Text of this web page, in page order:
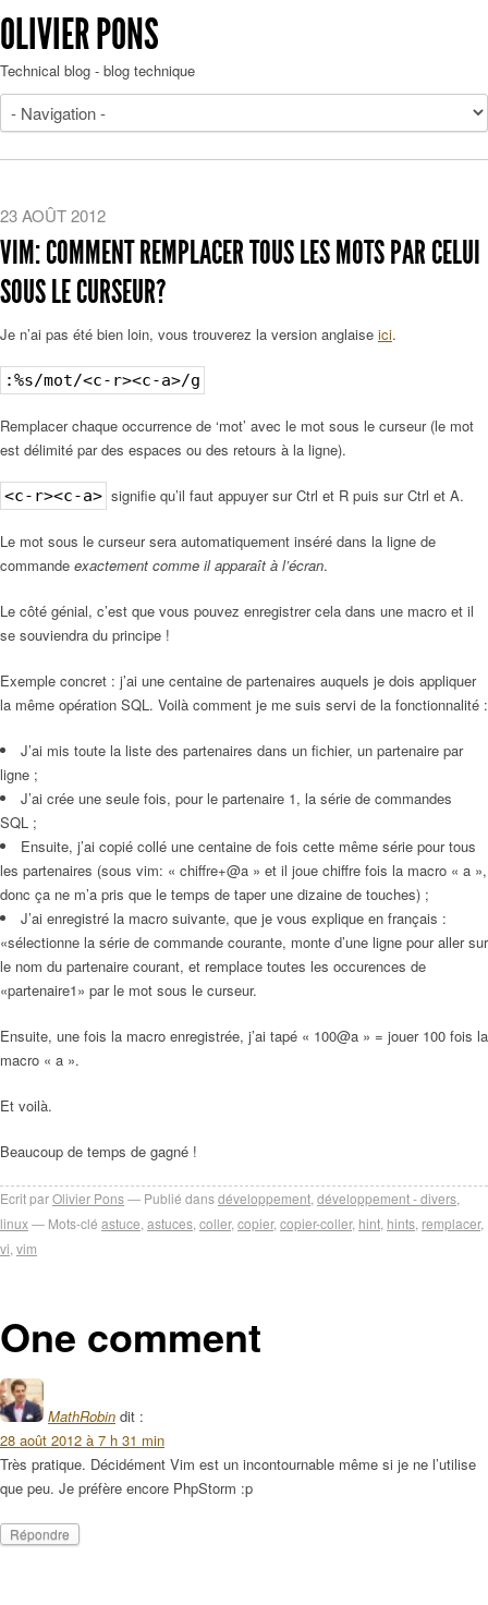
OLIVIER PONS
Technical blog - blog technique
23 AOÛT 2012
VIM: COMMENT REMPLACER TOUS LES MOTS PAR CELUI
SOUS LE CURSEUR?
Je n’ai pas été bien loin, vous trouverez la version anglaise ici.
:%s/mot/<c-r><c-a>/g
Remplacer chaque occurrence de ‘mot’ avec le mot sous le curseur (le mot
est délimité par des espaces ou des retours à la ligne).
<c-r><c-a> signifie qu’il faut appuyer sur Ctrl et R puis sur Ctrl et A.
Le mot sous le curseur sera automatiquement inséré dans la ligne de
commande exactement comme il apparaît à l’écran.
Le côté génial, c’est que vous pouvez enregistrer cela dans une macro et il
se souviendra du principe !
Exemple concret : j’ai une centaine de partenaires auquels je dois appliquer
la même opération SQL. Voilà comment je me suis servi de la fonctionnalité :
J’ai mis toute la liste des partenaires dans un fichier, un partenaire par
ligne ;
J’ai crée une seule fois, pour le partenaire 1, la série de commandes
SQL ;
Ensuite, j’ai copié collé une centaine de fois cette même série pour tous
les partenaires (sous vim: « chiffre+@a » et il joue chiffre fois la macro « a »,
donc ça ne m’a pris que le temps de taper une dizaine de touches) ;
J’ai enregistré la macro suivante, que je vous explique en français :
«sélectionne la série de commande courante, monte d’une ligne pour aller sur
le nom du partenaire courant, et remplace toutes les occurences de
«partenaire1» par le mot sous le curseur.
Ensuite, une fois la macro enregistrée, j’ai tapé « 100@a » = jouer 100 fois la
macro « a ».
Et voilà.
Beaucoup de temps de gagné !
Ecrit parOlivier Pons Publié dansdéveloppement développement - divers
linux
Mots-clé astuce astuces coller, copier, copier-coller, hint hints remplacer,
vi vim
One comment
MathRobin dit :
28 août 2012 à 7 h 31 min
Très pratique. Décidément Vim est un incontournable même si je ne l’utilise
que peu. Je préfère encore PhpStorm :p
Répondre